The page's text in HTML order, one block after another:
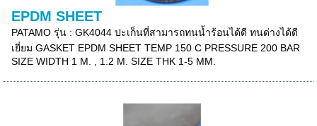
EPDM SHEET
PATAMO รุ่น : GK4044 ปะเก็นที่สามารถทนน้ำร้อนได้ดี ทนด่างได้ดี
เยี่ยม GASKET EPDM SHEET TEMP 150 C PRESSURE 200 BAR
SIZE WIDTH 1 M. , 1.2 M. SIZE THK 1-5 MM.